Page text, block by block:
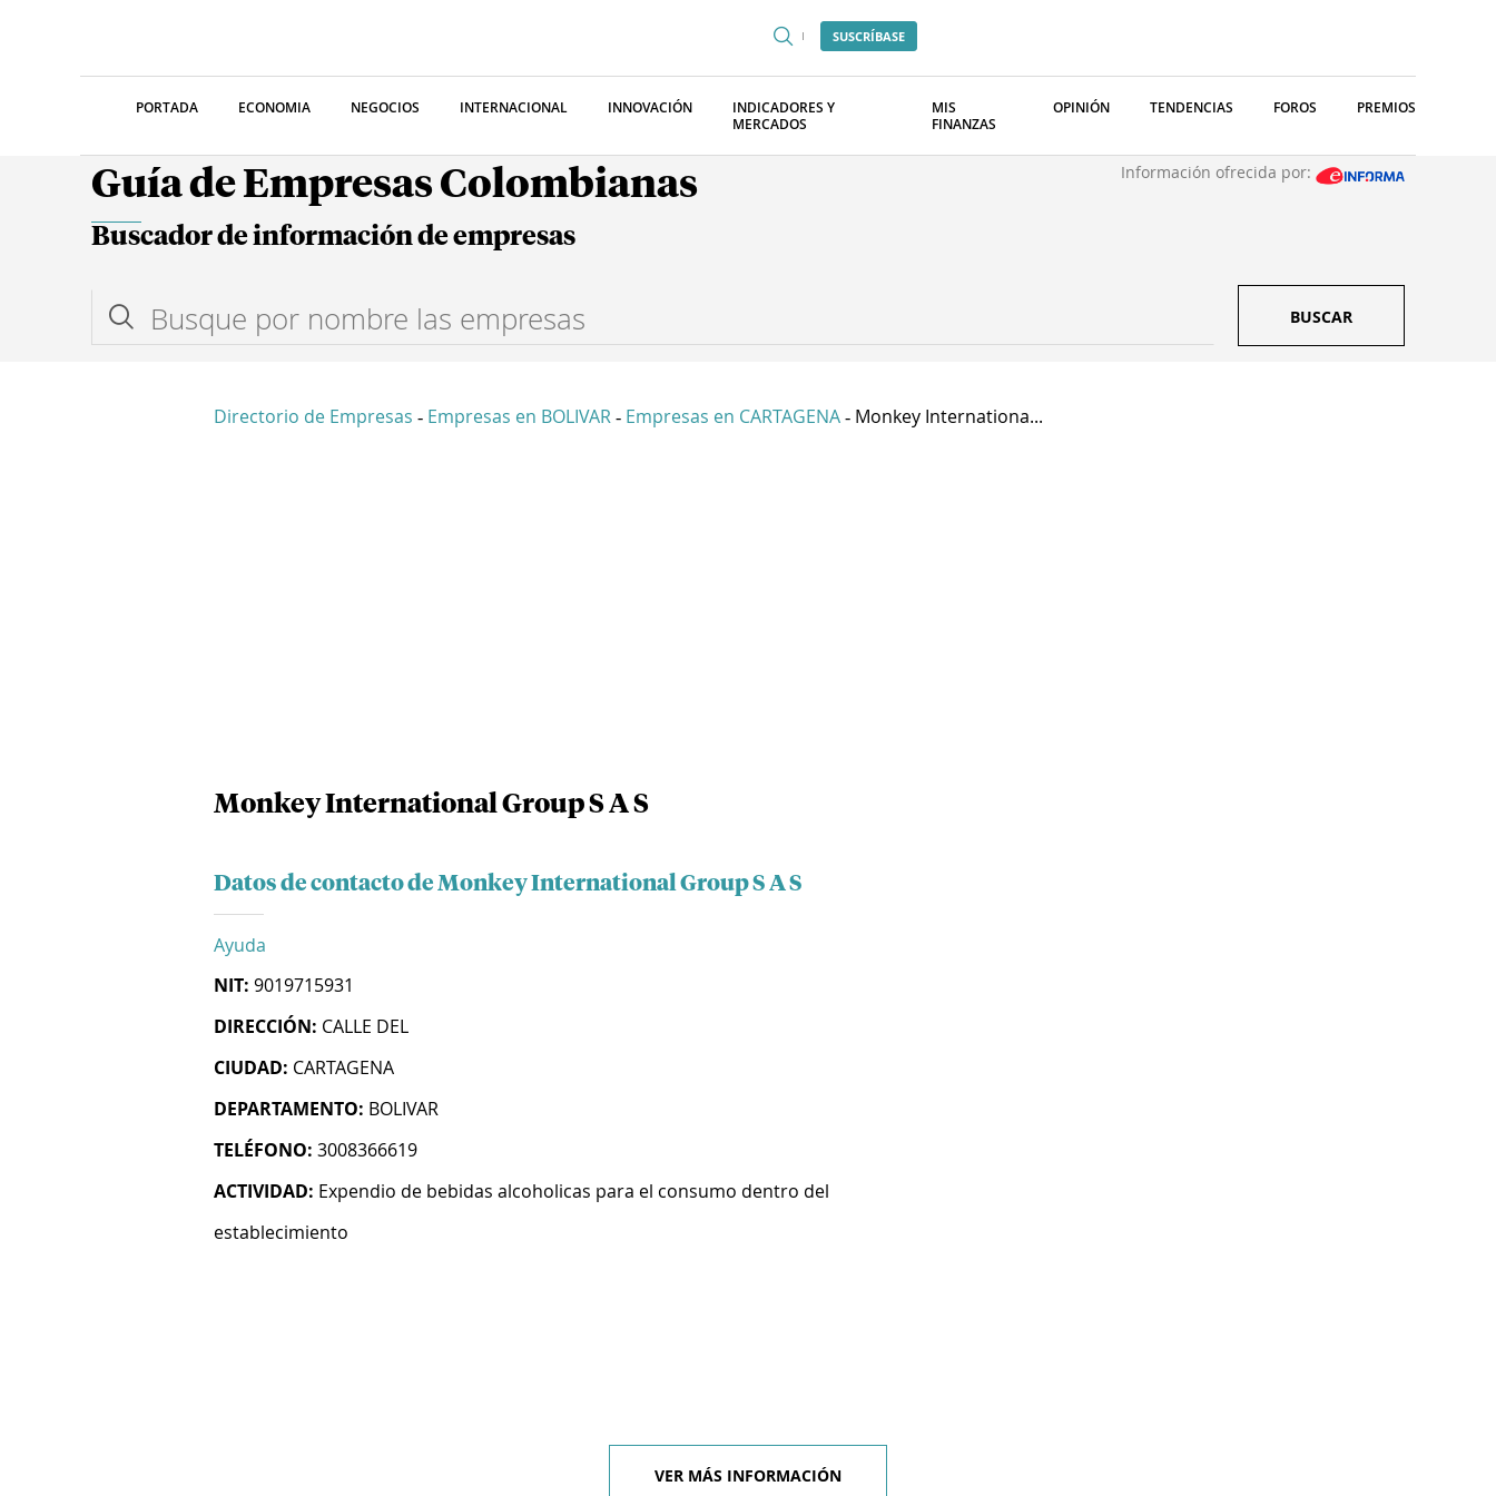
SUSCRÍBASE
PORTADA ECONOMIA NEGOCIOS INTERNACIONAL INNOVACIÓN
INDICADORES Y
MERCADOS
MIS
FINANZAS
OPINIÓN TENDENCIAS FOROS PREMIOS
Guía de Empresas Colombianas Información ofrecida por:
Buscador de información de empresas
BUSCAR
Directorio de Empresas - Empresas en BOLIVAR - Empresas en CARTAGENA - Monkey Internationa...
Monkey International Group S A S
Datos de contacto de Monkey International Group S A S
Ayuda
NIT: 9019715931
DIRECCIÓN: CALLE DEL
CIUDAD: CARTAGENA
DEPARTAMENTO: BOLIVAR
TELÉFONO: 3008366619
ACTIVIDAD: Expendio de bebidas alcoholicas para el consumo dentro del
establecimiento
VER MÁS INFORMACIÓN